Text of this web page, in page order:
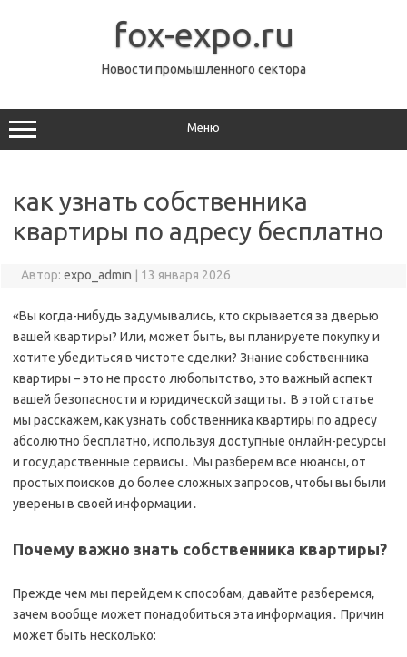
fox-expo.ru
Новости промышленного сектора
Меню
как узнать собственника
квартиры по адресу бесплатно
Автор: expo_admin 13 января 2026
«Вы когда-нибудь задумывались‚ кто скрывается за дверью
вашей квартиры? Или‚ может быть‚ вы планируете покупку и
хотите убедиться в чистоте сделки? Знание собственника
квартиры – это не просто любопытство‚ это важный аспект
вашей безопасности и юридической защиты․ В этой статье
мы расскажем‚ как узнать собственника квартиры по адресу
абсолютно бесплатно‚ используя доступные онлайн-ресурсы
и государственные сервисы․ Мы разберем все нюансы‚ от
простых поисков до более сложных запросов‚ чтобы вы были
уверены в своей информации․
Почему важно знать собственника квартиры?
Прежде чем мы перейдем к способам‚ давайте разберемся‚
зачем вообще может понадобиться эта информация․ Причин
может быть несколько: